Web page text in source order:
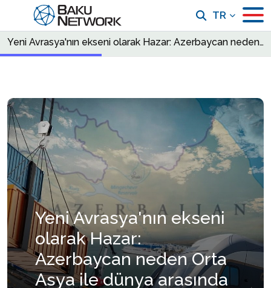
TR
Yeni Avrasya'nın ekseni olarak Hazar: Azerbaycan neden Orta Asya ile dünya arasında doğal bir kapı haline geliyor
Yeni Avrasya'nın ekseni
olarak Hazar:
Azerbaycan neden Orta
Asya ile dünya arasında